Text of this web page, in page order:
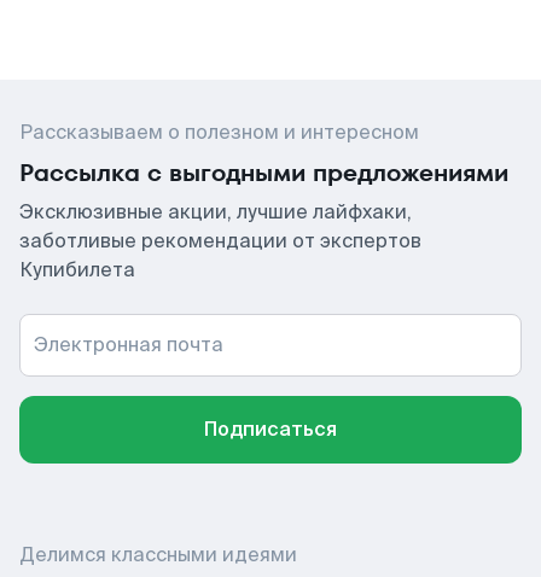
Рассказываем о полезном и интересном
Рассылка с выгодными предложениями
Эксклюзивные акции, лучшие лайфхаки,
заботливые рекомендации от экспертов
Купибилета
Электронная почта
Подписаться
Делимся классными идеями